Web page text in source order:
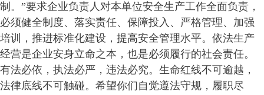
制。”要求企业负责人对本单位安全生产工作全面负责，
必须健全制度、落实责任、保障投入、严格管理、加强
培训，推进标准化建设，提高安全管理水平。依法生产
经营是企业安身立命之本，也是必须履行的社会责任。
有法必依，执法必严，违法必究。生命红线不可逾越，
法律底线不可触碰。希望你们自觉遵法守规，履职尽